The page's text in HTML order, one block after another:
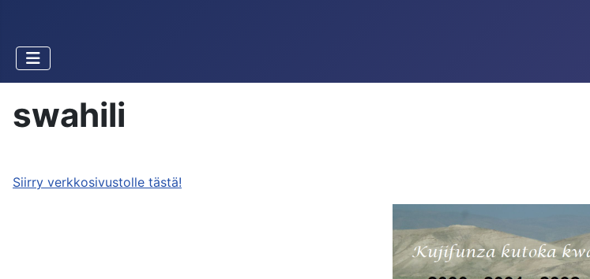
swahili
Siirry verkkosivustolle tästä!